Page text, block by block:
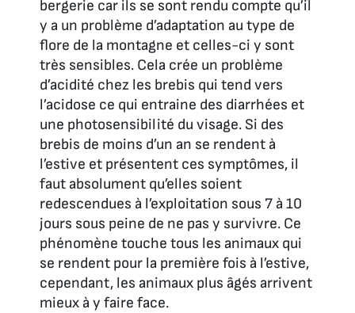
bergerie car ils se sont rendu compte qu’il
y a un problème d’adaptation au type de
flore de la montagne et celles-ci y sont
très sensibles. Cela crée un problème
d’acidité chez les brebis qui tend vers
l’acidose ce qui entraine des diarrhées et
une photosensibilité du visage. Si des
brebis de moins d’un an se rendent à
l’estive et présentent ces symptômes, il
faut absolument qu’elles soient
redescendues à l’exploitation sous 7 à 10
jours sous peine de ne pas y survivre. Ce
phénomène touche tous les animaux qui
se rendent pour la première fois à l’estive,
cependant, les animaux plus âgés arrivent
mieux à y faire face.